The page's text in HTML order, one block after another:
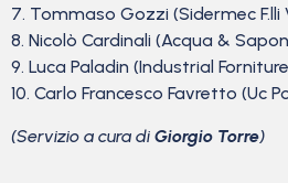
7. Tommaso Gozzi (Sidermec F.lli
8. Nicolò Cardinali (Acqua &
9. Luca Paladin (Industrial
10. Carlo Francesco Favretto (Uc
(Servizio a cura di Giorgio Torre)